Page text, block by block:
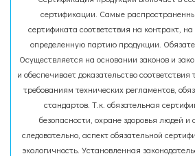
сертификации. Самые
сертификата соответствия на контракт,
определенную партию продукции.
Осуществляется на основании законов и
и обеспечивает доказательство
требованиям технических регламентов,
стандартов. Т.к. обязательная
безопасности, охране здоровья людей
следовательно, аспект обязательной
экологичность. Установленная